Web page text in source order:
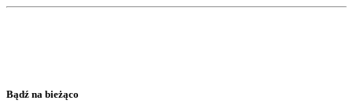
Bądź na bieżąco